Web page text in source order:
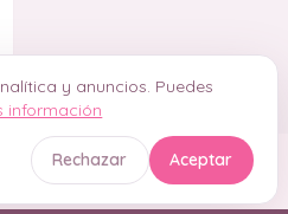
y anuncios. Puedes
información
Rechazar Aceptar